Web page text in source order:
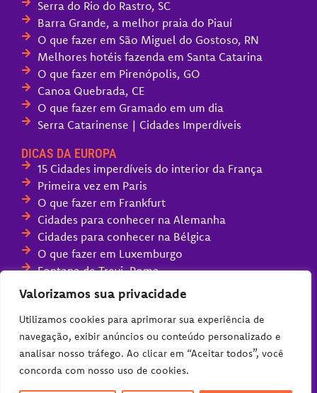
Valorizamos sua privacidade
Utilizamos cookies para aprimorar sua experiência de
navegação, exibir anúncios ou conteúdo personalizado e
analisar nosso tráfego. Ao clicar em “Aceitar todos”, você
concorda com nosso uso de cookies.
Serra do Rio do Rastro, SC
Barra Grande, a melhor praia do Piauí
O que fazer em São Miguel do Gostoso, RN
Melhores hotéis fazenda em Santa Catarina
O que fazer em Pirenópolis, GO
Canoa Quebrada, CE
O que fazer em Gramado em um dia
Serra Catarinense | Cidades Imperdíveis
DICAS DA EUROPA
15 Cidades imperdíveis do interior da França
Primeira vez em Paris
O que fazer em Frankfurt
Cidades para conhecer na Alemanha
Cidades para conhecer na Bélgica
O que fazer em Luxemburgo
Fontana de Trevi, Roma
Melhores parques de diversões da Europa
Compras na Alemanha (guia completo)